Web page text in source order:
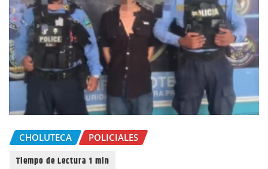
CHOLUTECA POLICIALES